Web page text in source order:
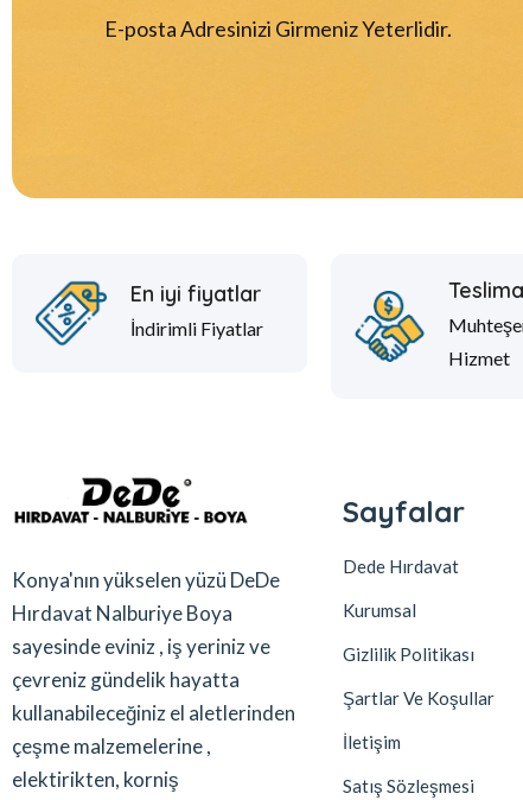
E-posta Adresinizi Girmeniz Yeterlidir.
En iyi fiyatlar
İndirimli Fiyatlar
Hizmet
Konya'nın yükselen yüzü DeDe
Hırdavat Nalburiye Boya
sayesinde eviniz , iş yeriniz ve
çevreniz gündelik hayatta
kullanabileceğiniz el aletlerinden
çeşme malzemelerine ,
elektirikten, korniş
Sayfalar
Dede Hırdavat
Kurumsal
Gizlilik Politikası
Şartlar Ve Koşullar
İletişim
Satış Sözleşmesi